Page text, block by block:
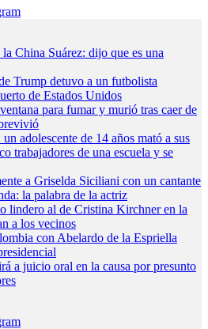
China Suárez: dijo que es una
Trump detuvo a un futbolista
de Estados Unidos
para fumar y murió tras caer de
adolescente de 14 años mató a sus
trabajadores de una escuela y se
a Griselda Siciliani con un cantante
la palabra de la actriz
lindero al de Cristina Kirchner en la
a los vecinos
con Abelardo de la Espriella
a juicio oral en la causa por presunto